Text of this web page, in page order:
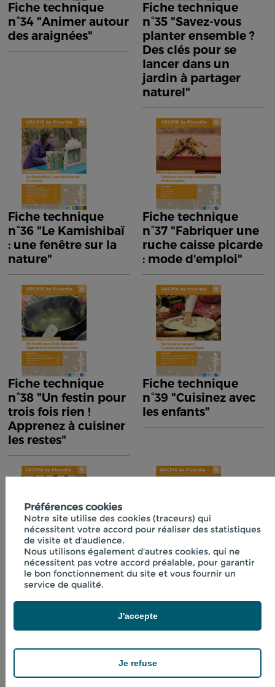
Fiche technique
n°34 "Animer autour
des araignées"
Fiche technique
n°35 "Savez-vous
planter ensemble ?
Des clés pour se
lancer dans un
jardin à partager
naturel"
Fiche technique
n°36 "Le Kamishibaï
: une fenêtre sur la
nature"
Fiche technique
n°37 "Fabriquer une
ruche caisse picarde
: mode d'emploi"
Fiche technique
n°38 "Un festin pour
trois fois rien !
Apprenez à cuisiner
les restes"
Fiche technique
n°39 "Cuisinez avec
les enfants"
Fiche technique
n°40 "Initiation à la
lactofermentation"
Fiche technique
n°41 "Boissons
Préférences cookies
Notre site utilise des cookies (traceurs) qui
nécessitent votre accord pour réaliser des statistiques
de visite et d'audience.
Nous utilisons également d'autres cookies, qui ne
nécessitent pas votre accord préalable, pour garantir
le bon fonctionnement du site et vous fournir un
service de qualité.
Je refuse
J'accepte